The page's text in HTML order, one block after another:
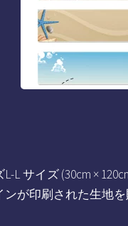
L サイズ (30cm ×
が印刷された生地